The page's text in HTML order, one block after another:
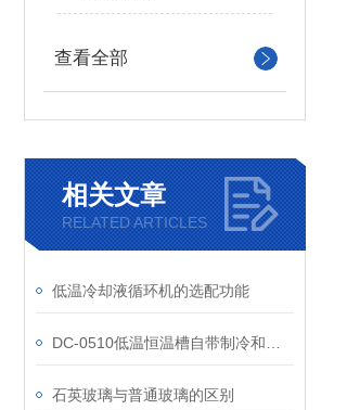
查看全部
相关文章
RELATED ARTICLES
低温冷却液循环机的选配功能
石英玻璃与普通玻璃的区别